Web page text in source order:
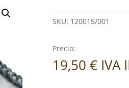
SKU: 120015/001
Precio:
19,50 € IVA